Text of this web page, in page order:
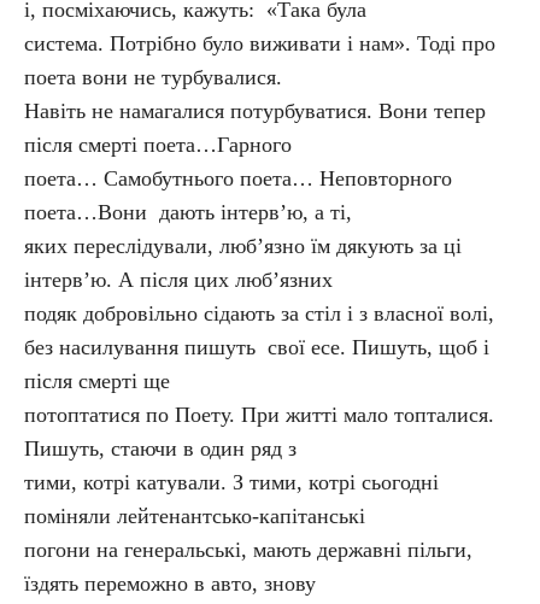
і, посміхаючись, кажуть: «Така була
система. Потрібно було виживати і нам». Тоді про
поета вони не турбувалися.
Навіть не намагалися потурбуватися. Вони тепер
після смерті поета…Гарного
поета… Самобутнього поета… Неповторного
поета…Вони дають інтерв’ю, а ті,
яких переслідували, люб’язно їм дякують за ці
інтерв’ю. А після цих люб’язних
подяк добровільно сідають за стіл і з власної волі,
без насилування пишуть свої есе. Пишуть, щоб і
після смерті ще
потоптатися по Поету. При житті мало топталися.
Пишуть, стаючи в один ряд з
тими, котрі катували. З тими, котрі сьогодні
поміняли лейте­нантсько-капітанські
погони на генеральські, мають державні пільги,
їздять переможно в авто, знову